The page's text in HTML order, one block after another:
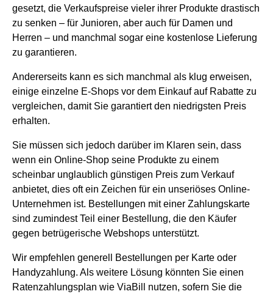
gesetzt, die Verkaufspreise vieler ihrer Produkte drastisch
zu senken – für Junioren, aber auch für Damen und
Herren – und manchmal sogar eine kostenlose Lieferung
zu garantieren.
Andererseits kann es sich manchmal als klug erweisen,
einige einzelne E-Shops vor dem Einkauf auf Rabatte zu
vergleichen, damit Sie garantiert den niedrigsten Preis
erhalten.
Sie müssen sich jedoch darüber im Klaren sein, dass
wenn ein Online-Shop seine Produkte zu einem
scheinbar unglaublich günstigen Preis zum Verkauf
anbietet, dies oft ein Zeichen für ein unseriöses Online-
Unternehmen ist. Bestellungen mit einer Zahlungskarte
sind zumindest Teil einer Bestellung, die den Käufer
gegen betrügerische Webshops unterstützt.
Wir empfehlen generell Bestellungen per Karte oder
Handyzahlung. Als weitere Lösung könnten Sie einen
Ratenzahlungsplan wie ViaBill nutzen, sofern Sie die